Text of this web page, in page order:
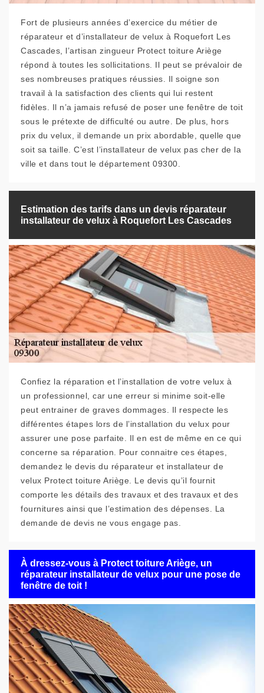
Fort de plusieurs années d’exercice du métier de
réparateur et d’installateur de velux à Roquefort Les
Cascades, l’artisan zingueur Protect toiture Ariège
répond à toutes les sollicitations. Il peut se prévaloir de
ses nombreuses pratiques réussies. Il soigne son
travail à la satisfaction des clients qui lui restent
fidèles. Il n’a jamais refusé de poser une fenêtre de toit
sous le prétexte de difficulté ou autre. De plus, hors
prix du velux, il demande un prix abordable, quelle que
soit sa taille. C’est l’installateur de velux pas cher de la
ville et dans tout le département 09300.
Estimation des tarifs dans un devis réparateur
installateur de velux à Roquefort Les Cascades
Confiez la réparation et l’installation de votre velux à
un professionnel, car une erreur si minime soit-elle
peut entrainer de graves dommages. Il respecte les
différentes étapes lors de l’installation du velux pour
assurer une pose parfaite. Il en est de même en ce qui
concerne sa réparation. Pour connaitre ces étapes,
demandez le devis du réparateur et installateur de
velux Protect toiture Ariège. Le devis qu’il fournit
comporte les détails des travaux et des travaux et des
fournitures ainsi que l’estimation des dépenses. La
demande de devis ne vous engage pas.
À dressez-vous à Protect toiture Ariège, un
réparateur installateur de velux pour une pose de
fenêtre de toit !